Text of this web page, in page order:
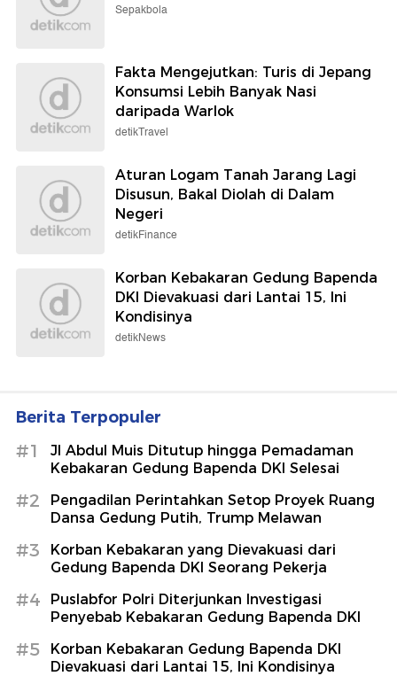
Sepakbola
Fakta Mengejutkan: Turis di Jepang
Konsumsi Lebih Banyak Nasi
daripada Warlok
detikTravel
Aturan Logam Tanah Jarang Lagi
Disusun, Bakal Diolah di Dalam
Negeri
detikFinance
Korban Kebakaran Gedung Bapenda
DKI Dievakuasi dari Lantai 15, Ini
Kondisinya
detikNews
Berita Terpopuler
#1
Jl Abdul Muis Ditutup hingga Pemadaman
Kebakaran Gedung Bapenda DKI Selesai
#2
Pengadilan Perintahkan Setop Proyek Ruang
Dansa Gedung Putih, Trump Melawan
#3
Korban Kebakaran yang Dievakuasi dari
Gedung Bapenda DKI Seorang Pekerja
#4
Puslabfor Polri Diterjunkan Investigasi
Penyebab Kebakaran Gedung Bapenda DKI
#5
Korban Kebakaran Gedung Bapenda DKI
Dievakuasi dari Lantai 15, Ini Kondisinya